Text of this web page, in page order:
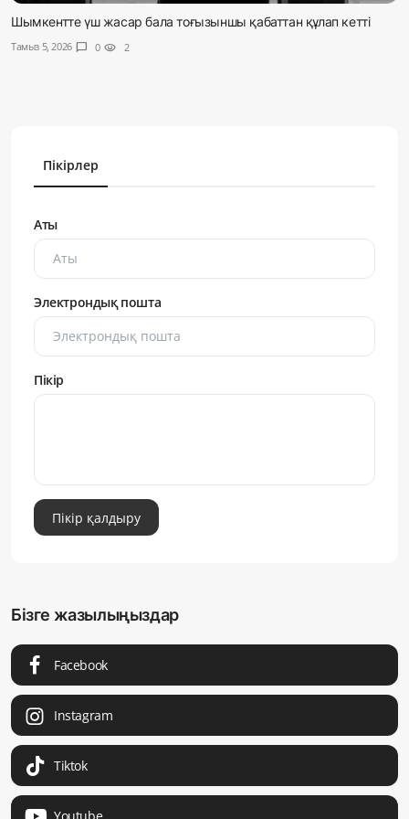
Шымкентте үш жасар бала тоғызыншы қабаттан құлап кетті
Тамыз 5, 2026 chat_bubble 0 visibility 2
Пікірлер
Аты
Электрондық пошта
Пікір
Пікір қалдыру
Бізге жазылыңыздар
Facebook
Instagram
Tiktok